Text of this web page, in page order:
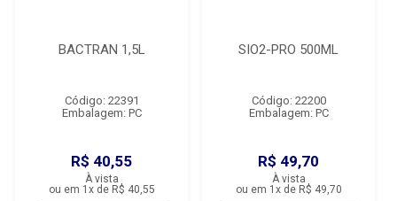
BACTRAN 1,5L
Código: 22391
Embalagem: PC
R$ 40,55
À vista
ou em 1x de R$ 40,55
SIO2-PRO 500ML
Código: 22200
Embalagem: PC
R$ 49,70
À vista
ou em 1x de R$ 49,70